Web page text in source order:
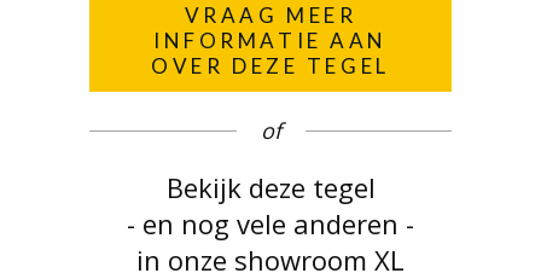
VRAAG MEER
INFORMATIE AAN
OVER DEZE TEGEL
of
Bekijk deze tegel
- en nog vele anderen -
in onze showroom XL